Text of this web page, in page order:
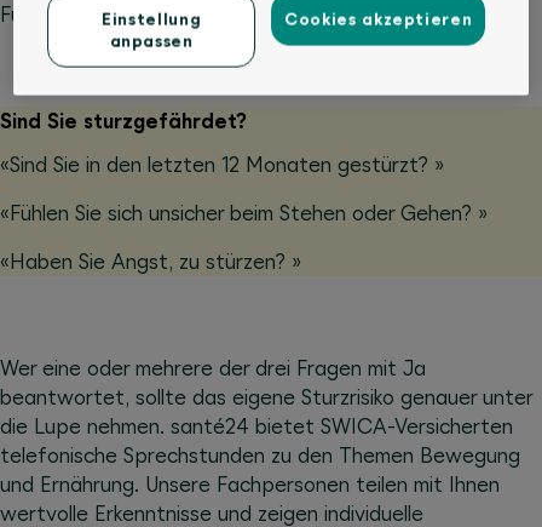
Funktion weiterhin erfüllen, bleibt weitgehend gleich.
Sind Sie sturzgefährdet?
«Sind Sie in den letzten 12 Monaten gestürzt? »
«Fühlen Sie sich unsicher beim Stehen oder Gehen? »
«Haben Sie Angst, zu stürzen? »
Wer eine oder mehrere der drei Fragen mit Ja
beantwortet, sollte das eigene Sturzrisiko genauer unter
die Lupe nehmen. santé24 bietet SWICA-Versicherten
telefonische Sprechstunden zu den Themen Bewegung
und Ernährung. Unsere Fachpersonen teilen mit Ihnen
wertvolle Erkenntnisse und zeigen individuelle
Einstellung
anpassen
Cookies akzeptieren